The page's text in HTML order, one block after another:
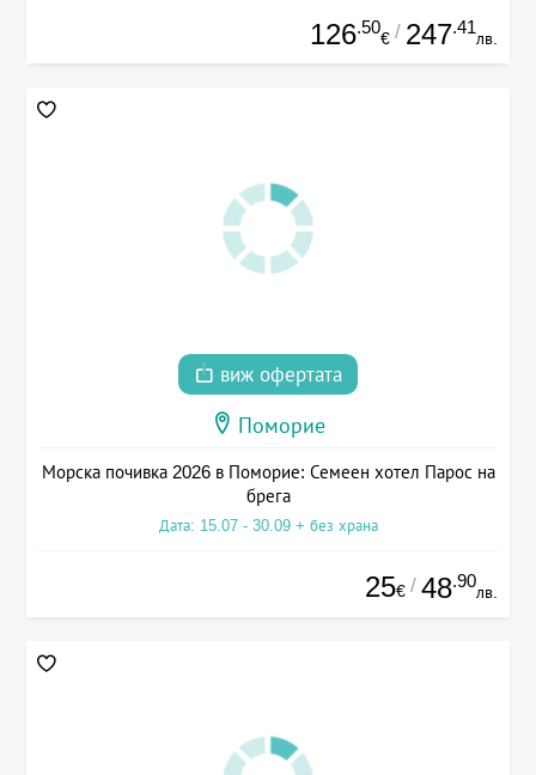
126.50
€ / 247.41
лв.
виж офертата
Поморие
Морска почивка 2026 в Поморие: Семеен хотел Парос на
брега
Дата: 15.07 - 30.09 + без храна
25€ / 48.90
лв.